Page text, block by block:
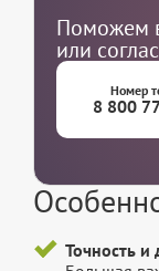
Поможем
или
Номер
8 800
Точность и